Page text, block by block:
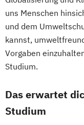
Growth
Multilingual
Nachhaltige
Orthoptik
Packaging
Simulation in
technologie
Limnology &
Natural
Ecological
uns Menschen
und dem
kannst,
Vorgaben
Studium.
Das erwartet
Studium